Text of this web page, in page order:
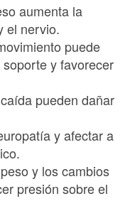
aumenta la
el nervio.
puede
y favorecer
pueden dañar
y afectar a
y los cambios
presión sobre el